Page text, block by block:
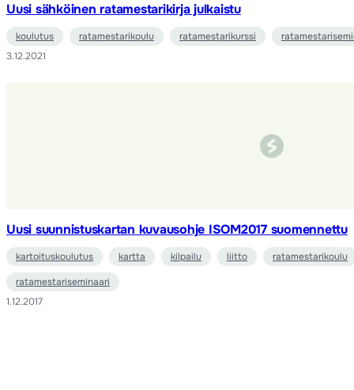
Uusi sähköinen ratamestarikirja julkaistu
koulutus ratamestarikoulu ratamestarikurssi
3.12.2021
Uusi suunnistuskartan kuvausohje ISOM2017 suomennettu
kartoituskoulutus kartta kilpailu liitto
ratamestarikoulu
ratamestariseminaari
1.12.2017